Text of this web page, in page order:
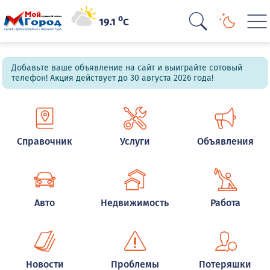
19.1oC
Добавьте ваше объявление на сайт и выиграйте сотовый
телефон! Акция действует до 30 августа 2026 года!
Справочник Услуги Объявления
Авто Недвижимость Работа
Новости Проблемы Потеряшки